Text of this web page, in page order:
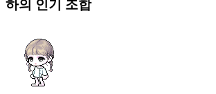
하의 인기 조합